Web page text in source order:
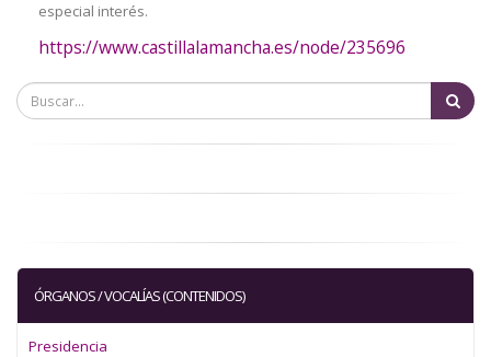
especial interés.
https://www.castillalamancha.es/node/235696
ÓRGANOS / VOCALÍAS (CONTENIDOS)
Presidencia